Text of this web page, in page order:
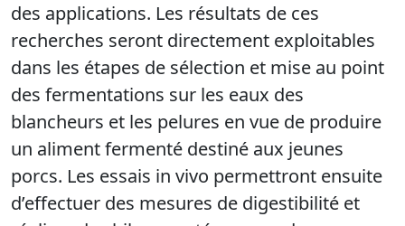
des applications. Les résultats de ces
recherches seront directement exploitables
dans les étapes de sélection et mise au point
des fermentations sur les eaux des
blancheurs et les pelures en vue de produire
un aliment fermenté destiné aux jeunes
porcs. Les essais in vivo permettront ensuite
d’effectuer des mesures de digestibilité et